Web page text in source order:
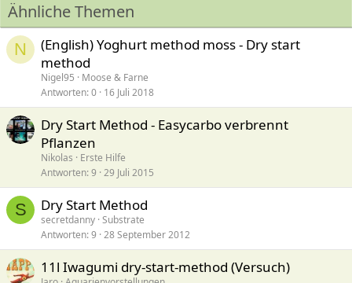
Ähnliche Themen
N
(English) Yoghurt method moss - Dry start
method
Nigel95
Moose & Farne
Antworten 0 16 Juli 2018
Dry Start Method - Easycarbo verbrennt
Pflanzen
Nikolas
Erste Hilfe
Antworten 9 29 Juli 2015
S Dry Start Method
secretdanny Substrate
Antworten 9 28 September 2012
11l Iwagumi dry-start-method (Versuch)